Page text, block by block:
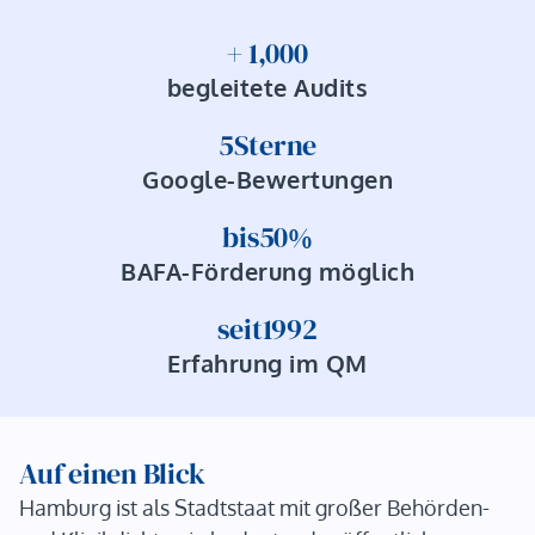
begleitete Audits
+ 1,000
Google-Bewertungen
5Sterne
BAFA-Förderung möglich
bis50%
Erfahrung im QM
seit1992
Auf einen Blick
Hamburg ist als Stadtstaat mit großer Behörden-